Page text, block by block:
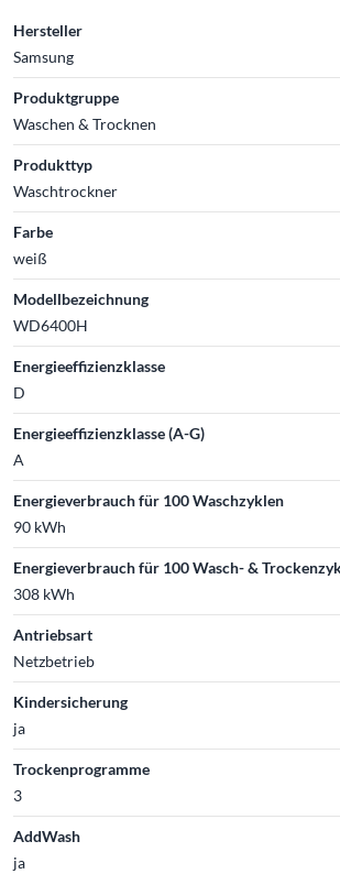
Hersteller
Samsung
Produktgruppe
Waschen & Trocknen
Produkttyp
Waschtrockner
Farbe
weiß
Modellbezeichnung
WD6400H
Energieeffizienzklasse
D
Energieeffizienzklasse (A-G)
A
Energieverbrauch für 100 Waschzyklen
90 kWh
Energieverbrauch für 100 Wasch- &
308 kWh
Antriebsart
Netzbetrieb
Kindersicherung
ja
Trockenprogramme
3
AddWash
ja